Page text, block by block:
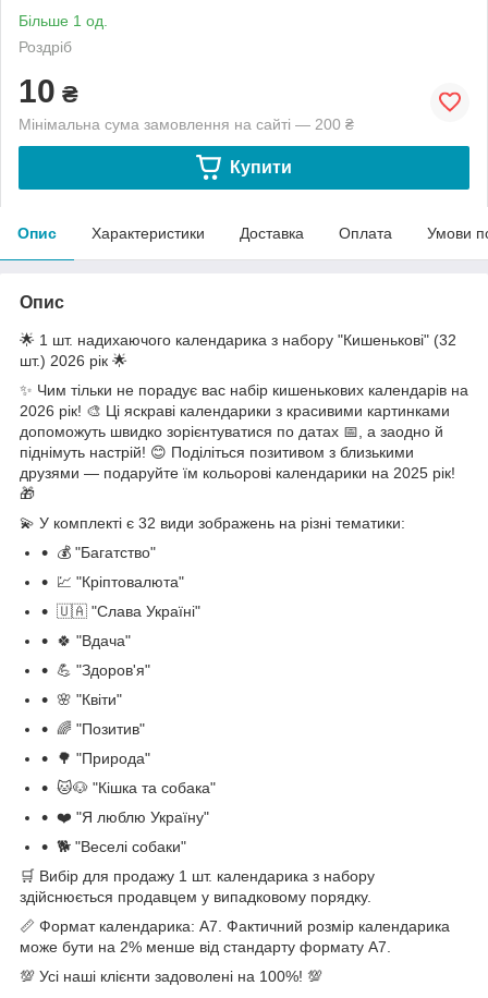
Більше 1 од.
Роздріб
10 ₴
Мінімальна сума замовлення на сайті — 200 ₴
Купити
Опис Характеристики Доставка Оплата Умови
Опис
🌟 1 шт. надихаючого календарика з набору "Кишенькові" (32
шт.) 2026 рік 🌟
✨ Чим тільки не порадує вас набір кишенькових календарів на
2026 рік! 🎨 Ці яскраві календарики з красивими картинками
допоможуть швидко зорієнтуватися по датах 📅, а заодно й
піднімуть настрій! 😊 Поділіться позитивом з близькими
друзями — подаруйте їм кольорові календарики на 2025 рік!
🎁
💫 У комплекті є 32 види зображень на різні тематики:
💰 "Багатство"
💹 "Кріптовалюта"
🇺🇦 "Слава Україні"
🍀 "Вдача"
💪 "Здоров'я"
🌸 "Квіти"
🌈 "Позитив"
🌳 "Природа"
🐱🐶 "Кішка та собака"
❤️ "Я люблю Україну"
🐕 "Веселі собаки"
🛒 Вибір для продажу 1 шт. календарика з набору
здійснюється продавцем у випадковому порядку.
📏 Формат календарика: А7. Фактичний розмір календарика
може бути на 2% менше від стандарту формату А7.
💯 Усі наші клієнти задоволені на 100%! 💯